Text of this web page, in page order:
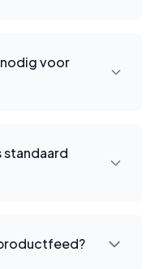
voor
standaard